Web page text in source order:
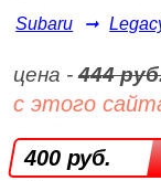
Subaru ➞
цена -444
с этого
400 руб.